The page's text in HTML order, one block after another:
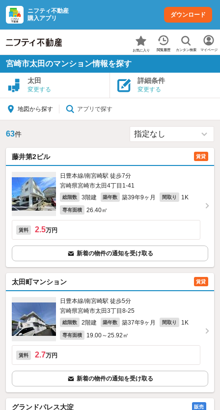
ニフティ不動産
購入アプリ
ダウンロード
お気に入り 閲覧履歴 カンタン検索 マイページ
宮崎市太田のマンション情報を探す
太田
変更する
詳細条件
変更する
地図から探す アプリで探す
63件
藤井第2ビル 賃貸
日豊本線/南宮崎駅 徒歩7分
宮崎県宮崎市太田4丁目1-41
総階数 3階建 築年数 築39年9ヶ月 間取り 1K
専有面積 26.40㎡
賃料 2.5万円
新着の物件の通知を受け取る
太田町マンション 賃貸
日豊本線/南宮崎駅 徒歩5分
宮崎県宮崎市太田3丁目8-25
総階数 2階建 築年数 築37年9ヶ月 間取り 1K
専有面積 19.00～25.92㎡
賃料 2.7万円
新着の物件の通知を受け取る
グランドパレス大淀 販売